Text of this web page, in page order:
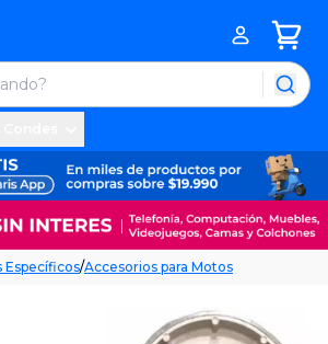
Específicos/Accesorios para Motos